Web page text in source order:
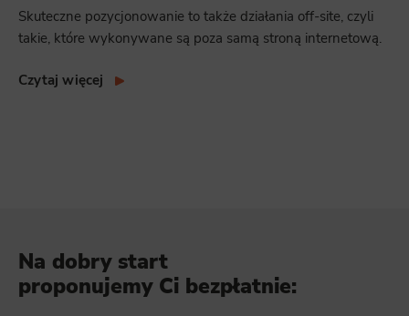
Skuteczne pozycjonowanie to także działania off-site, czyli
takie, które wykonywane są poza samą stroną internetową.
Czytaj więcej
Na dobry start
proponujemy Ci bezpłatnie: